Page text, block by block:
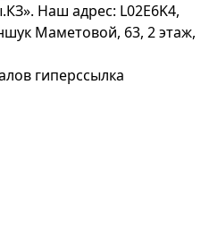
Наш адрес: L02E6K4,
Маметовой, 63, 2 этаж,
гиперссылка